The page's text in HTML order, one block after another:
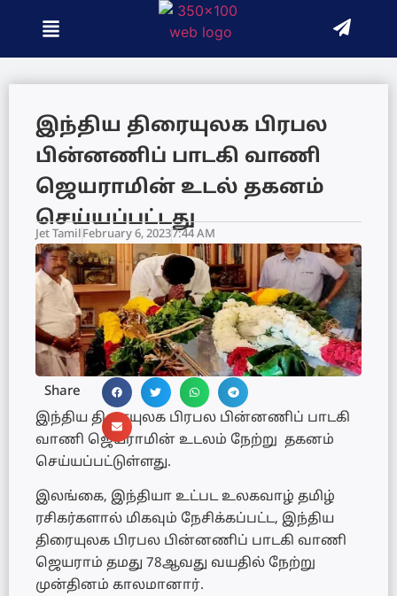
இந்திய திரையுலக பிரபல
பின்னணிப் பாடகி வாணி
ஜெயராமின் உடல் தகனம்
செய்யப்பட்டது
Jet TamilFebruary 6, 20237:44 AM
Share
இந்திய திரையுலக பிரபல பின்னணிப் பாடகி
வாணி ஜெயராமின் உடலம் நேற்று தகனம்
செய்யப்பட்டுள்ளது.
இலங்கை, இந்தியா உட்பட உலகவாழ் தமிழ்
ரசிகர்களால் மிகவும் நேசிக்கப்பட்ட, இந்திய
திரையுலக பிரபல பின்னணிப் பாடகி வாணி
ஜெயராம் தமது 78ஆவது வயதில் நேற்று
முன்தினம் காலமானார்.